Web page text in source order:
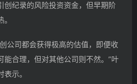
创纪录的风险投资资金，但早期阶
公司都会获得极高的估值，即便收
能合理，但对其他公司则不然。”叶
示。